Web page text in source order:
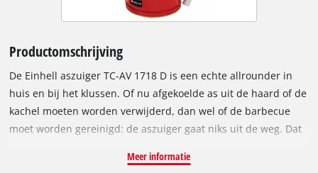
Productomschrijving
De Einhell aszuiger TC-AV 1718 D is een echte allrounder in
huis en bij het klussen. Of nu afgekoelde as uit de haard of de
kachel moeten worden verwijderd, dan wel of de barbecue
moet worden gereinigd: de aszuiger gaat niks uit de weg. Dat
bewijst het 18 liter grote reservoir. Het maximale
Meer informatie